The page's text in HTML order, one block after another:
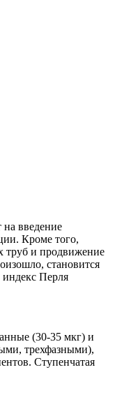
на введение
Кроме того,
труб и продвижение
становится
Перля
(30-35 мкг) и
трехфазными),
Ступенчатая